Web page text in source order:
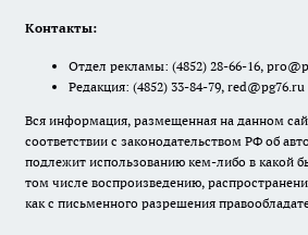
Контакты:
Отдел рекламы: (4852) 28-66-16,
Редакция: (4852) 33-84-79, red@pg76.ru
Вся информация, размещенная на данном
соответствии с законодательством РФ об
подлежит использованию кем-либо в какой
том числе воспроизведению,
как с письменного разрешения